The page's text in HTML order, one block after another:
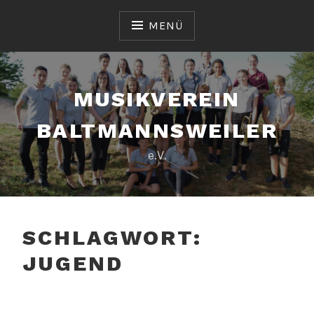
MENÜ
MUSIKVEREIN
BALTMANNSWEILER
e.V.
SCHLAGWORT:
JUGEND